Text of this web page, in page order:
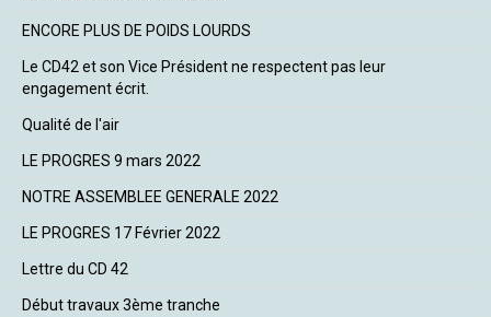
ENCORE PLUS DE POIDS LOURDS
Le CD42 et son Vice Président ne respectent pas leur
engagement écrit.
Qualité de l'air
LE PROGRES 9 mars 2022
NOTRE ASSEMBLEE GENERALE 2022
LE PROGRES 17 Février 2022
Lettre du CD 42
Début travaux 3ème tranche